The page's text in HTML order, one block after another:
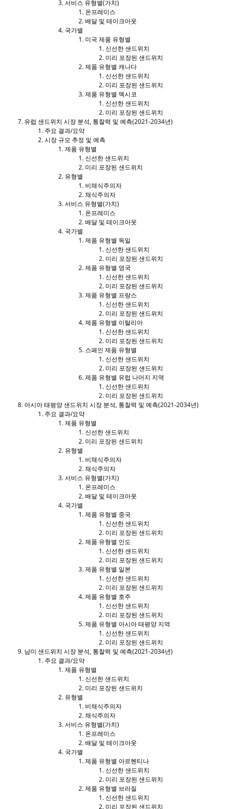
서비스 유형별(가치)
온프레미스
배달 및 테이크아웃
국가별
미국 제품 유형별
신선한 샌드위치
미리 포장된 샌드위치
제품 유형별 캐나다
신선한 샌드위치
미리 포장된 샌드위치
제품 유형별 멕시코
신선한 샌드위치
미리 포장된 샌드위치
유럽 ​​샌드위치 시장 분석, 통찰력 및 예측(2021-2034년)
주요 결과/요약
시장 규모 추정 및 예측
제품 유형별
신선한 샌드위치
미리 포장된 샌드위치
유형별
비채식주의자
채식주의자
서비스 유형별(가치)
온프레미스
배달 및 테이크아웃
국가별
제품 유형별 독일
신선한 샌드위치
미리 포장된 샌드위치
제품 유형별 영국
신선한 샌드위치
미리 포장된 샌드위치
제품 유형별 프랑스
신선한 샌드위치
미리 포장된 샌드위치
제품 유형별 이탈리아
신선한 샌드위치
미리 포장된 샌드위치
스페인 제품 유형별
신선한 샌드위치
미리 포장된 샌드위치
제품 유형별 유럽 나머지 지역
신선한 샌드위치
미리 포장된 샌드위치
아시아 태평양 샌드위치 시장 분석, 통찰력 및 예측(2021-2034년)
주요 결과/요약
제품 유형별
신선한 샌드위치
미리 포장된 샌드위치
유형별
비채식주의자
채식주의자
서비스 유형별(가치)
온프레미스
배달 및 테이크아웃
국가별
제품 유형별 중국
신선한 샌드위치
미리 포장된 샌드위치
제품 유형별 인도
신선한 샌드위치
미리 포장된 샌드위치
제품 유형별 일본
신선한 샌드위치
미리 포장된 샌드위치
제품 유형별 호주
신선한 샌드위치
미리 포장된 샌드위치
제품 유형별 아시아 태평양 지역
신선한 샌드위치
미리 포장된 샌드위치
남미 샌드위치 시장 분석, 통찰력 및 예측(2021-2034년)
주요 결과/요약
제품 유형별
신선한 샌드위치
미리 포장된 샌드위치
유형별
비채식주의자
채식주의자
서비스 유형별(가치)
온프레미스
배달 및 테이크아웃
국가별
제품 유형별 아르헨티나
신선한 샌드위치
미리 포장된 샌드위치
제품 유형별 브라질
신선한 샌드위치
미리 포장된 샌드위치